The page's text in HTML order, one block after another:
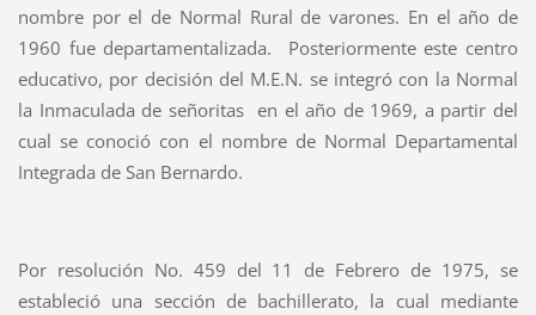
nombre por el de Normal Rural de varones. En el año de
1960 fue departamentalizada.
Posteriormente este centro
educativo, por decisión del M.E.N. se integró con la Normal
la Inmaculada de señoritas
en el año de 1969, a partir del
cual se conoció con el nombre de Normal Departamental
Integrada de San Bernardo.
Por resolución No. 459 del 11 de Febrero de 1975, se
estableció una sección de bachillerato, la cual mediante